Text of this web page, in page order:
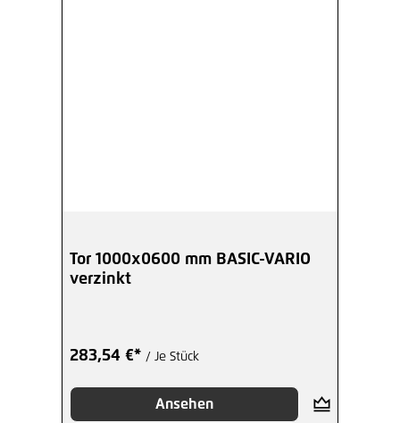
Tor 1000x0600 mm BASIC-VARIO
verzinkt
283,54 €* / Je Stück
Ansehen